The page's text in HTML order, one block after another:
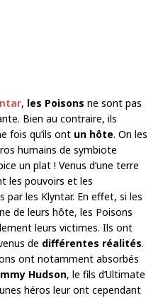
, les Poisons ne sont pas
Bien au contraire, ils
fois qu’ils ont un hôte. On les
humains de symbiote
un plat ! Venus d’une terre
les pouvoirs et les
par les Klyntar. En effet, si les
de leurs hôte, les Poisons
leurs victimes. Ils ont
de différentes réalités.
ont notamment absorbés
Hudson, le fils d’Ultimate
héros leur ont cependant